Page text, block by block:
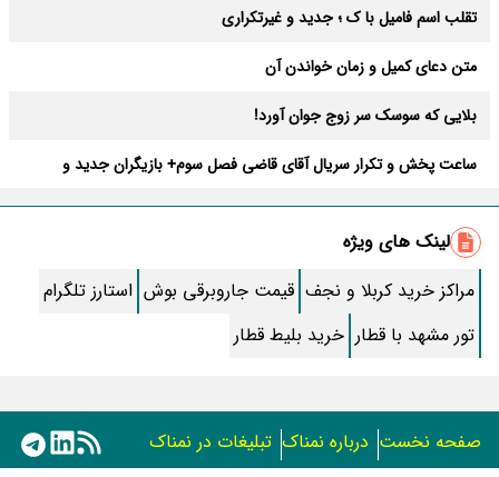
تقلب اسم فامیل با ک ؛ جدید و غیرتکراری
متن دعای کمیل و زمان خواندن آن
بلایی که سوسک سر زوج جوان آورد!
ساعت پخش و تکرار سریال آقای قاضی فصل سوم+ بازیگران جدید و
طرز تهیه سالاد ماکارونی خانگی خوشمزه و لذیذ + آموزش تصویری
طرز تهیه پاستا با سس آلفردو و مرغ فوری + آموزش تصویری پنه
جواب کامل اسم فامیل با “س”
ماه قرمز نشانه آخر دنیا در آسمان ظاهر شد !
جملات زیبا برای بهترین پدر دنیا
معجزات سوره توحید در برآورده شدن سریع حاجت
لینک های ویژه
مراکز خرید کربلا و نجف قیمت جاروبرقی بوش استارز تلگرام
تور مشهد با قطار خرید بلیط قطار
صفحه نخست درباره نمناک تبلیغات در نمناک